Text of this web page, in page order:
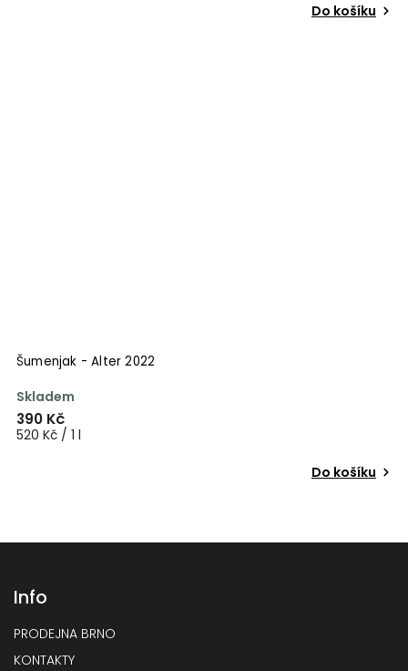
Do košíku
Šumenjak - Alter 2022
Skladem
390 Kč
520 Kč / 1 l
Do košíku
Info
PRODEJNA BRNO
KONTAKTY